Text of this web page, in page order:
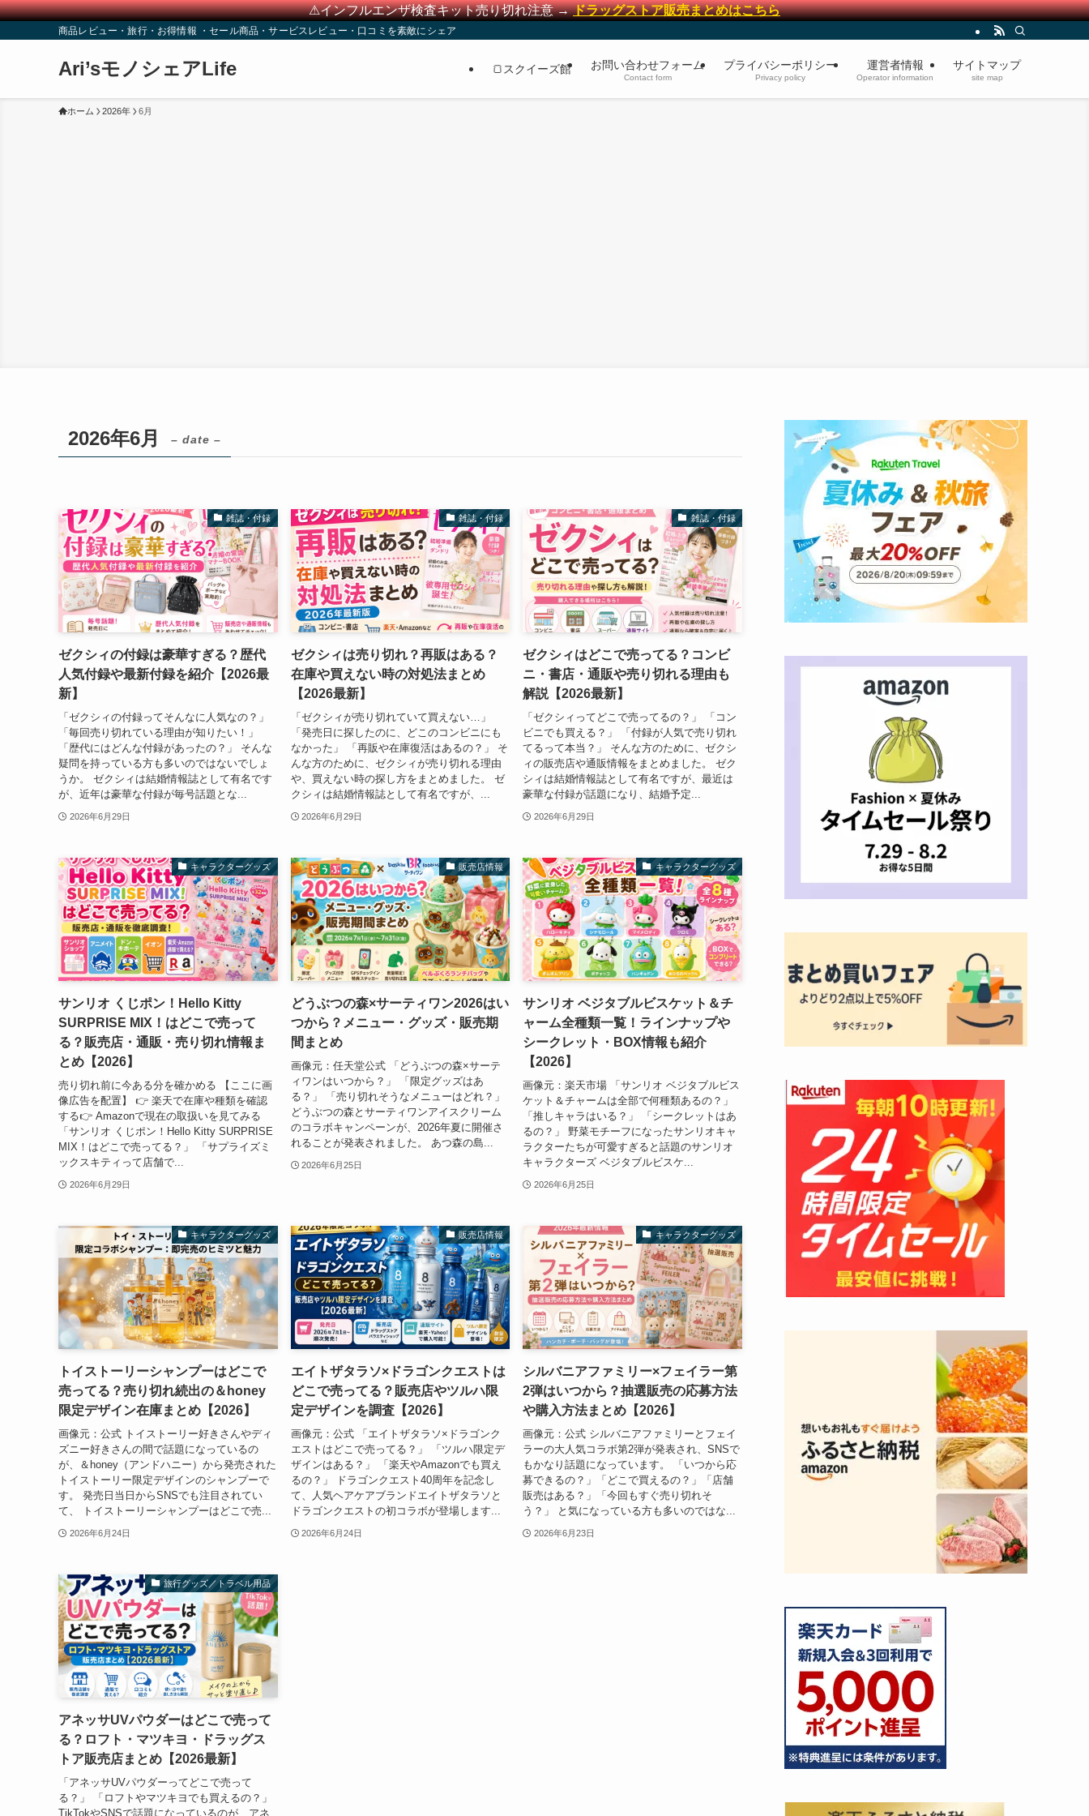
⚠インフルエンザ検査キット売り切れ注意 →ドラッグストア販売まとめはこちら
商品レビュー・旅行・お得情報 ・セール商品・サービスレビュー・口コミを素敵にシェア
Ari’sモノシェアLife 🍞スクイーズ館 お問い合わせフォーム
Contact form
プライバシーポリシー
Privacy policy
運営者情報
Operator information
サイトマップ
site map
ホーム 2026年 6月
2026年6月 – date –
雑誌・付録
ゼクシィの付録は豪華すぎる？歴代
人気付録や最新付録を紹介【2026最
新】
「ゼクシィの付録ってそんなに人気なの？」
「毎回売り切れている理由が知りたい！」
「歴代にはどんな付録があったの？」 そんな
疑問を持っている方も多いのではないでしょ
うか。 ゼクシィは結婚情報誌として有名です
が、近年は豪華な付録が毎号話題とな...
2026年6月29日
雑誌・付録
ゼクシィは売り切れ？再販はある？
在庫や買えない時の対処法まとめ
【2026最新】
「ゼクシィが売り切れていて買えない…」
「発売日に探したのに、どこのコンビニにも
なかった」 「再販や在庫復活はあるの？」 そ
んな方のために、ゼクシィが売り切れる理由
や、買えない時の探し方をまとめました。 ゼ
クシィは結婚情報誌として有名ですが、...
2026年6月29日
雑誌・付録
ゼクシィはどこで売ってる？コンビ
ニ・書店・通販や売り切れる理由も
解説【2026最新】
「ゼクシィってどこで売ってるの？」 「コン
ビニでも買える？」 「付録が人気で売り切れ
てるって本当？」 そんな方のために、ゼクシ
ィの販売店や通販情報をまとめました。 ゼク
シィは結婚情報誌として有名ですが、最近は
豪華な付録が話題になり、結婚予定...
2026年6月29日
キャラクターグッズ
サンリオ くじポン！Hello Kitty
SURPRISE MIX！はどこで売って
る？販売店・通販・売り切れ情報ま
とめ【2026】
売り切れ前に今ある分を確かめる 【ここに画
像広告を配置】 👉 楽天で在庫や種類を確認
する👉 Amazonで現在の取扱いを見てみる
「サンリオ くじポン！Hello Kitty SURPRISE
MIX！はどこで売ってる？」 「サプライズミ
ックスキティって店舗で...
2026年6月29日
販売店情報
どうぶつの森×サーティワン2026はい
つから？メニュー・グッズ・販売期
間まとめ
画像元：任天堂公式 「どうぶつの森×サーテ
ィワンはいつから？」 「限定グッズはあ
る？」 「売り切れそうなメニューはどれ？」
どうぶつの森とサーティワンアイスクリーム
のコラボキャンペーンが、2026年夏に開催さ
れることが発表されました。 あつ森の島...
2026年6月25日
キャラクターグッズ
サンリオ ベジタブルビスケット＆チ
ャーム全種類一覧！ラインナップや
シークレット・BOX情報も紹介
【2026】
画像元：楽天市場 「サンリオ ベジタブルビス
ケット＆チャームは全部で何種類あるの？」
「推しキャラはいる？」 「シークレットはあ
るの？」 野菜モチーフになったサンリオキャ
ラクターたちが可愛すぎると話題のサンリオ
キャラクターズ ベジタブルビスケ...
2026年6月25日
キャラクターグッズ
トイストーリーシャンプーはどこで
売ってる？売り切れ続出の＆honey
限定デザイン在庫まとめ【2026】
画像元：公式 トイストーリー好きさんやディ
ズニー好きさんの間で話題になっているの
が、＆honey（アンドハニー）から発売された
トイストーリー限定デザインのシャンプーで
す。 発売日当日からSNSでも注目されてい
て、 トイストーリーシャンプーはどこで売...
2026年6月24日
販売店情報
エイトザタラソ×ドラゴンクエストは
どこで売ってる？販売店やツルハ限
定デザインを調査【2026】
画像元：公式 「エイトザタラソ×ドラゴンク
エストはどこで売ってる？」 「ツルハ限定デ
ザインはある？」 「楽天やAmazonでも買え
るの？」 ドラゴンクエスト40周年を記念し
て、人気ヘアケアブランドエイトザタラソと
ドラゴンクエストの初コラボが登場します...
2026年6月24日
キャラクターグッズ
シルバニアファミリー×フェイラー第
2弾はいつから？抽選販売の応募方法
や購入方法まとめ【2026】
画像元：公式 シルバニアファミリーとフェイ
ラーの大人気コラボ第2弾が発表され、SNSで
もかなり話題になっています。 「いつから応
募できるの？」「どこで買えるの？」「店舗
販売はある？」「今回もすぐ売り切れそ
う？」 と気になっている方も多いのではな...
2026年6月23日
旅行グッズ／トラベル用品
アネッサUVパウダーはどこで売って
る？ロフト・マツキヨ・ドラッグス
トア販売店まとめ【2026最新】
「アネッサUVパウダーってどこで売って
る？」 「ロフトやマツキヨでも買えるの？」
TikTokやSNSで話題になっているのが、アネ